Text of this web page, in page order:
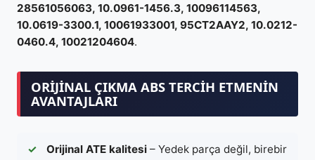
28561056063, 10.0961-1456.3, 10096114563,
10.0619-3300.1, 10061933001, 95CT2AAY2, 10.0212-
0460.4, 10021204604.
ORIJINAL ÇIKMA ABS TERCIH ETMENIN
AVANTAJLARI
✓ Orijinal ATE kalitesi – Yedek parça değil, birebir